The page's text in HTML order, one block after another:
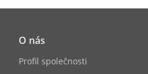
O nás
Profil společnosti